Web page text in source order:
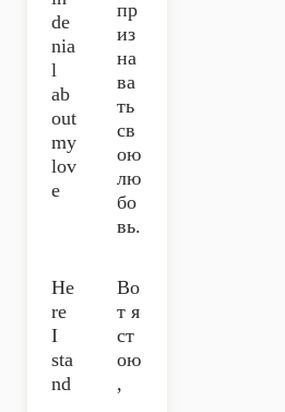
de
nia
l
ab
out
my
lov
e
пр
из
на
ва
ть
св
ою
лю
бо
вь.
He
re
I
sta
nd
Во
т я
ст
ою
,